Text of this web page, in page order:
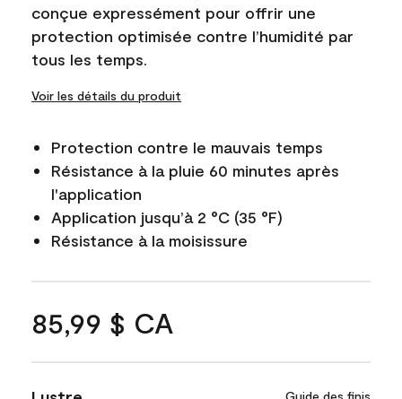
conçue expressément pour offrir une
protection optimisée contre l’humidité par
tous les temps.
Voir les détails du produit
Protection contre le mauvais temps
Résistance à la pluie 60 minutes après
l'application
Application jusqu’à 2 °C (35 °F)
Résistance à la moisissure
85,99 $ CA
Guide des finis